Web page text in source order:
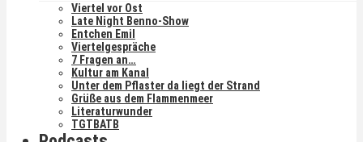
Viertel vor Ost
Late Night Benno-Show
Entchen Emil
Viertelgespräche
7 Fragen an…
Kultur am Kanal
Unter dem Pflaster da liegt der Strand
Grüße aus dem Flammenmeer
Literaturwunder
TGTBATB